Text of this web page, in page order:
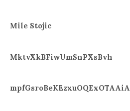
Mile Stojic
MktvXkBFiwUmSnPXsBvh
mpfGsroBeKEzxuOQExOTAAiA